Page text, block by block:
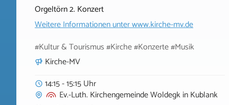
Orgeltörn 2. Konzert
Weitere Informationen unterwww.kirche-mv.de
#Kultur & Tourismus #Kirche #Konzerte #Musik
Kirche-MV
14:15 - 15:15 Uhr
Ev.-Luth. Kirchengemeinde WoldegkinKublank